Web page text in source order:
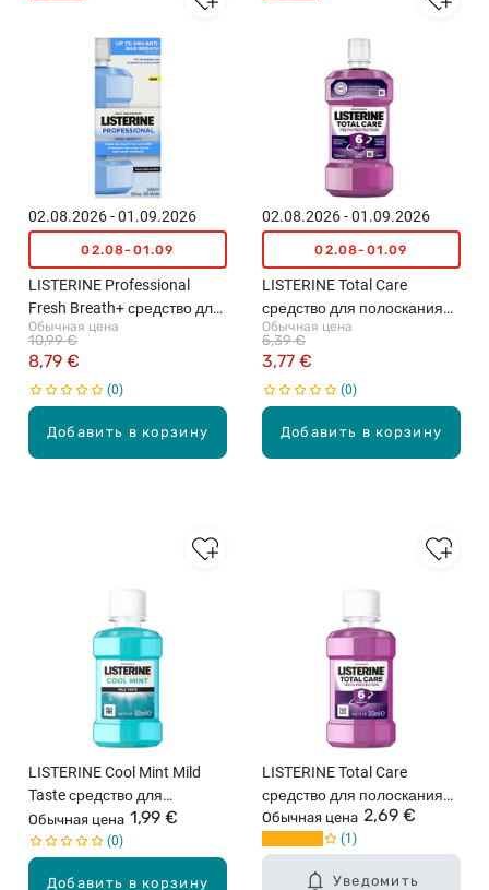
Добавить в корзину
02.08.2026 - 01.09.2026
02.08-01.09
LISTERINE Professional
Fresh Breath+ средство для
полоскания рта с мягким
вкусом, 500мл
Обычная цена
8,79 €
10,99 €
0
Добавить в корзину
02.08.2026 - 01.09.2026
02.08-01.09
LISTERINE Total Care
средство для полоскания
рта, 250мл
Обычная цена
3,77 €
5,39 €
0
Добавить в корзину
LISTERINE Cool Mint Mild
Taste средство для
полоскания рта, 80мл
Обычная цена 1,99 €
0
Уведомить
LISTERINE Total Care
средство для полоскания
рта, 80мл
Обычная цена 2,69 €
1